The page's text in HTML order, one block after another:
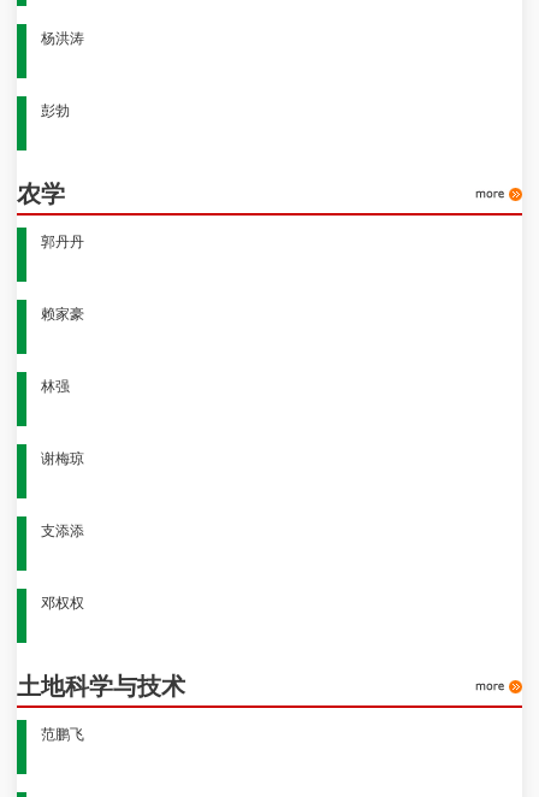
杨洪涛
彭勃
农学
郭丹丹
赖家豪
林强
谢梅琼
支添添
邓权权
土地科学与技术
范鹏飞